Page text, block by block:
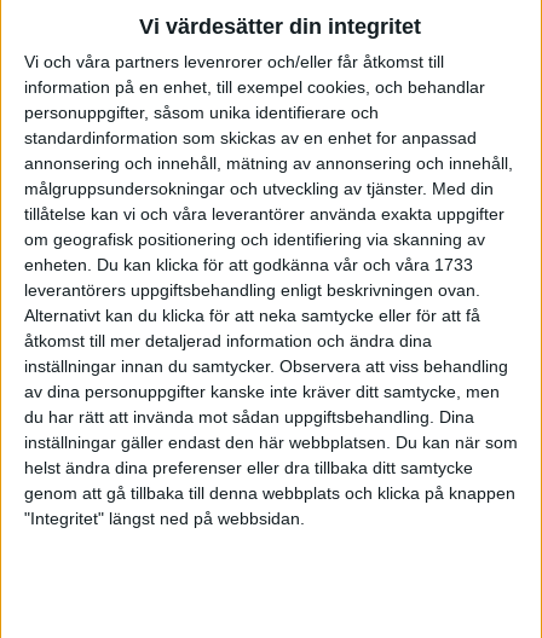
Vi värdesätter din integritet
Vi och våra partners levenrorer och/eller får åtkomst till
information på en enhet, till exempel cookies, och behandlar
personuppgifter, såsom unika identifierare och
standardinformation som skickas av en enhet for anpassad
annonsering och innehåll, mätning av annonsering och innehåll,
målgruppsundersokningar och utveckling av tjänster. Med din
tillåtelse kan vi och våra leverantörer använda exakta uppgifter
om geografisk positionering och identifiering via skanning av
enheten. Du kan klicka för att godkänna vår och våra 1733
leverantörers uppgiftsbehandling enligt beskrivningen ovan.
Alternativt kan du klicka för att neka samtycke eller för att få
åtkomst till mer detaljerad information och ändra dina
inställningar innan du samtycker. Observera att viss behandling
av dina personuppgifter kanske inte kräver ditt samtycke, men
du har rätt att invända mot sådan uppgiftsbehandling. Dina
inställningar gäller endast den här webbplatsen. Du kan när som
helst ändra dina preferenser eller dra tillbaka ditt samtycke
genom att gå tillbaka till denna webbplats och klicka på knappen
"Integritet" längst ned på webbsidan.
8/10
Modellen bygger på Asics
tidigare versioner av Speedstar.
Lämplig till intervall och
fartträning och som tävlingssko
för de längre loppen. En modell för den drivne löparen med
neutralt steg, då droppet är 10 mm, lite lägre än normalt. En av
teslöparna tyckte sig känna av det lägre droppet i vaderna.
Fakta:
Pris: 1500kr
Vikt (herr): 250 g (US9)
Vikt (dam): 225 g (US 7)
UTRUSTNING